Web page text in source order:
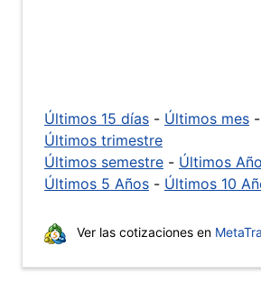
Últimos 15 días - Últimos mes -
Últimos trimestre
Últimos semestre - Últimos Año
Últimos 5 Años - Últimos 10
Ver las cotizaciones en